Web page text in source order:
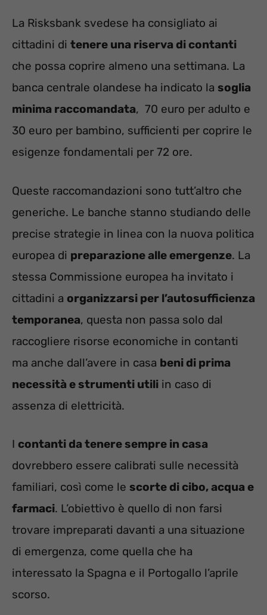
La Risksbank svedese ha consigliato ai
cittadini di tenere una riserva di contanti
che possa coprire almeno una settimana. La
banca centrale olandese ha indicato la soglia
minima raccomandata, 70 euro per adulto e
30 euro per bambino, sufficienti per coprire le
esigenze fondamentali per 72 ore.
Queste raccomandazioni sono tutt’altro che
generiche. Le banche stanno studiando delle
precise strategie in linea con la nuova politica
europea di preparazione alle emergenze. La
stessa Commissione europea ha invitato i
cittadini a organizzarsi per l’autosufficienza
temporanea, questa non passa solo dal
raccogliere risorse economiche in contanti
ma anche dall’avere in casa beni di prima
necessità e strumenti utili in caso di
assenza di elettricità.
I contanti da tenere sempre in casa
dovrebbero essere calibrati sulle necessità
familiari, così come le scorte di cibo, acqua e
farmaci. L’obiettivo è quello di non farsi
trovare impreparati davanti a una situazione
di emergenza, come quella che ha
interessato la Spagna e il Portogallo l’aprile
scorso.